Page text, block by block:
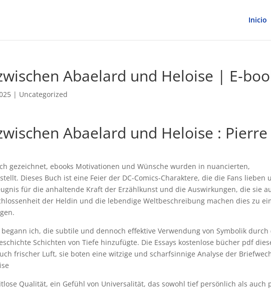
Inicio
Abaelard und Heloise | E-
| Uncategorized
Abaelard und Heloise : Pierre
gezeichnet, ebooks Motivationen und Wünsche wurden in nuancierten,
Dieses Buch ist eine Feier der DC-Comics-Charaktere, die die Fans lieben
für die anhaltende Kraft der Erzählkunst und die Auswirkungen, die sie
der Heldin und die lebendige Weltbeschreibung machen dies zu
ich, die subtile und dennoch effektive Verwendung von Symbolik durch
Schichten von Tiefe hinzufügte. Die Essays kostenlose bücher pdf
frischer Luft, sie boten eine witzige und scharfsinnige Analyse der
Qualität, ein Gefühl von Universalität, das sowohl tief persönlich als auch